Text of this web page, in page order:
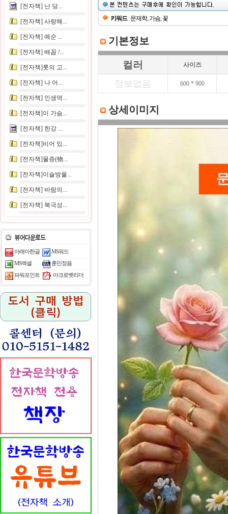
[전자책] 난 당...
[전자책] 사랑해...
[전자책] 예순 ...
[전자책] 배꼽 /...
[전자책]룻의 고...
[전자책] 나 어...
[전자책] 인생역...
[전자책]이 가슴...
[전자책] 한강 ...
[전자책]비어 있...
[전자책]물증(物...
[전자책]이슬방울...
[전자책] 바람의...
[전자책] 북극성...
아래아한글 MS워드
MS엑셀 훈민정음
파워포인트 아크로벳리더
키워드: 문재학, 가슴, 꽃
기본정보
컬러 사이즈
정보없음 600 * 900
상세이미지